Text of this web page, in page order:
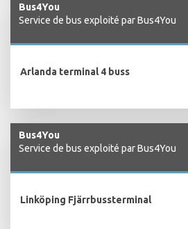
Bus4You
Service de bus exploité par Bus4You
Arlanda terminal 4 buss
Bus4You
Service de bus exploité par Bus4You
Linköping Fjärrbussterminal